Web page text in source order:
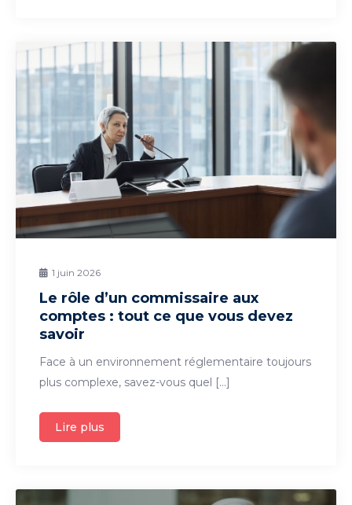
1 juin 2026
Le rôle d’un commissaire aux
comptes : tout ce que vous devez
savoir
Face à un environnement réglementaire toujours
plus complexe, savez-vous quel […]
Lire plus